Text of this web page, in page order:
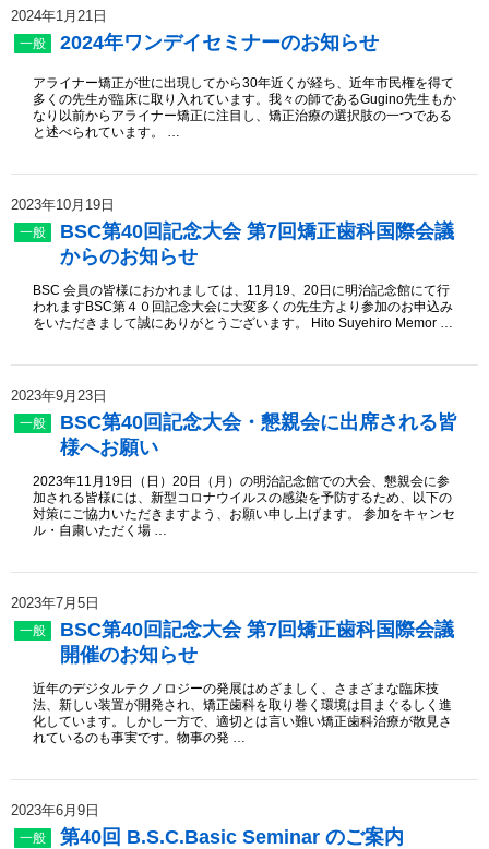
2024年1月21日
一般 2024年ワンデイセミナーのお知らせ
アライナー矯正が世に出現してから30年近くが経ち、近年市民権を得て
多くの先生が臨床に取り入れています。我々の師であるGugino先生もか
なり以前からアライナー矯正に注目し、矯正治療の選択肢の一つである
と述べられています。 …
2023年10月19日
一般
BSC第40回記念大会 第7回矯正歯科国際会議
からのお知らせ
BSC 会員の皆様におかれましては、11月19、20日に明治記念館にて行
われますBSC第４０回記念大会に大変多くの先生方より参加のお申込み
をいただきまして誠にありがとうございます。 Hito Suyehiro Memor …
2023年9月23日
一般
BSC第40回記念大会・懇親会に出席される皆
様へお願い
2023年11月19日（日）20日（月）の明治記念館での大会、懇親会に参
加される皆様には、新型コロナウイルスの感染を予防するため、以下の
対策にご協力いただきますよう、お願い申し上げます。 参加をキャンセ
ル・自粛いただく場 …
2023年7月5日
一般
BSC第40回記念大会 第7回矯正歯科国際会議
開催のお知らせ
近年のデジタルテクノロジーの発展はめざましく、さまざまな臨床技
法、新しい装置が開発され、矯正歯科を取り巻く環境は目まぐるしく進
化しています。しかし一方で、適切とは言い難い矯正歯科治療が散見さ
れているのも事実です。物事の発 …
2023年6月9日
一般 第40回 B.S.C.Basic Seminar のご案内